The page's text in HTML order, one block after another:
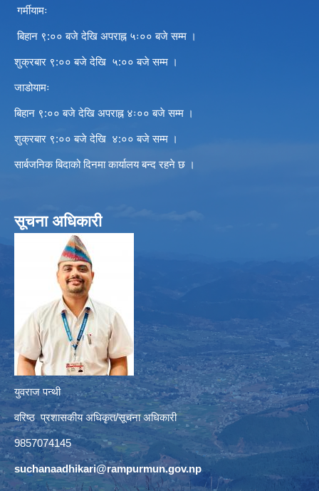
गर्मीयामः
बिहान ९:०० बजे देखि अपराह्न ५ः०० बजे सम्म ।
शुक्रबार ९:०० बजे देखि ५:०० बजे सम्म ।
जाडोयामः
बिहान ९:०० बजे देखि अपराह्न ४ः०० बजे सम्म ।
शुक्रबार ९:०० बजे देखि ४:०० बजे सम्म ।
सार्बजनिक बिदाको दिनमा कार्यालय बन्द रहने छ ।
सूचना अधिकारी
युवराज पन्थी
वरिष्ठ प्रशासकीय अधिकृत/सूचना अधिकारी
9857074145
suchanaadhikari@rampurmun.gov.np